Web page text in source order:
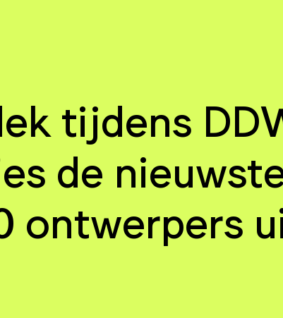
tijdens
de
ontwerpers